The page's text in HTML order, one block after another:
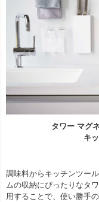
タワー マグ
キ
調味料からキッチンツー
ムの収納にぴったりなタ
用することで、使い勝手